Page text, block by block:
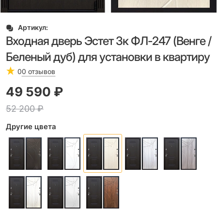
Артикул:
Входная дверь Эстет 3к ФЛ-247 (Венге /
Беленый дуб) для установки в квартиру
00 отзывов
52 200 ₽
49 590 ₽
Другие цвета